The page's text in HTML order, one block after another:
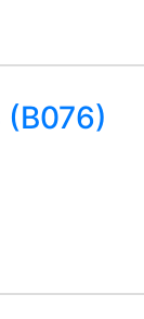
(B076)